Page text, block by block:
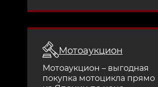
Мотоаукцион
Мотоаукцион – выгодная
покупка мотоцикла прямо